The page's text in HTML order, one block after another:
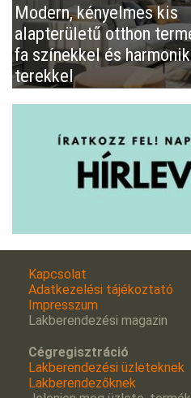
Modern, kényelmes kis
alapterületű otthon
fa színekkel és
terekkel
Kapcsolat
Adatkezelési tájékoztató
Impresszum
Lakberendezési magazin
Cégregisztráció
Lakberendezési üzleteknek
Lakberendezőknek